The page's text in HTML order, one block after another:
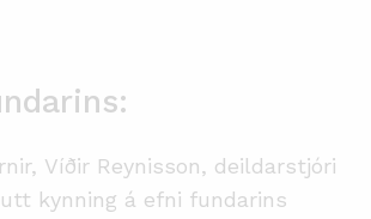
Víðir Reynisson, deildarstjóri
á efni fundarins